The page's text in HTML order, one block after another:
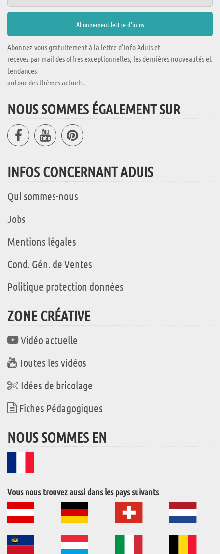
Abonnez-vous gratuitement à la lettre d'info Aduis et
recevez par mail des offres exceptionnelles, les dernières nouveautés et
tendances
autour des thèmes actuels.
NOUS SOMMES ÉGALEMENT SUR
INFOS CONCERNANT ADUIS
Qui sommes-nous
Jobs
Mentions légales
Cond. Gén. de Ventes
Politique protection données
ZONE CRÉATIVE
Vidéo actuelle
Toutes les vidéos
Idées de bricolage
Fiches Pédagogiques
NOUS SOMMES EN
Vous nous trouvez aussi dans les pays suivants